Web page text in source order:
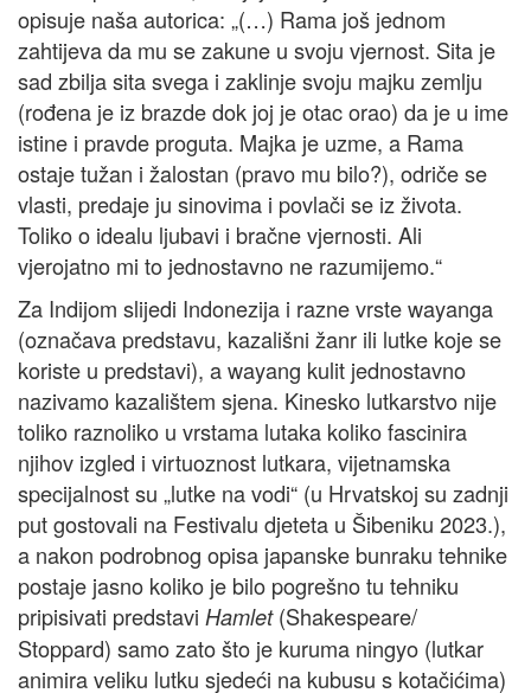
opisuje naša autorica: „(…) Rama još jednom
zahtijeva da mu se zakune u svoju vjernost. Sita je
sad zbilja sita svega i zaklinje svoju majku zemlju
(rođena je iz brazde dok joj je otac orao) da je u ime
istine i pravde proguta. Majka je uzme, a Rama
ostaje tužan i žalostan (pravo mu bilo?), odriče se
vlasti, predaje ju sinovima i povlači se iz života.
Toliko o idealu ljubavi i bračne vjernosti. Ali
vjerojatno mi to jednostavno ne razumijemo.“
Za Indijom slijedi Indonezija i razne vrste wayanga
(označava predstavu, kazališni žanr ili lutke koje se
koriste u predstavi), a wayang kulit jednostavno
nazivamo kazalištem sjena. Kinesko lutkarstvo nije
toliko raznoliko u vrstama lutaka koliko fascinira
njihov izgled i virtuoznost lutkara, vijetnamska
specijalnost su „lutke na vodi“ (u Hrvatskoj su zadnji
put gostovali na Festivalu djeteta u Šibeniku 2023.),
a nakon podrobnog opisa japanske bunraku tehnike
postaje jasno koliko je bilo pogrešno tu tehniku
pripisivati predstavi Hamlet(Shakespeare/
Stoppard) samo zato što je kuruma ningyo (lutkar
animira veliku lutku sjedeći na kubusu s kotačićima)